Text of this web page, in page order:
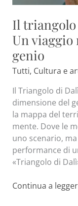
Il triangolo
Un
genio
Tutti, Cultura e
Il Triangolo di
dimensione del
la mappa del
mente. Dove le
uno scenario,
performance di
«Triangolo di
Continua a